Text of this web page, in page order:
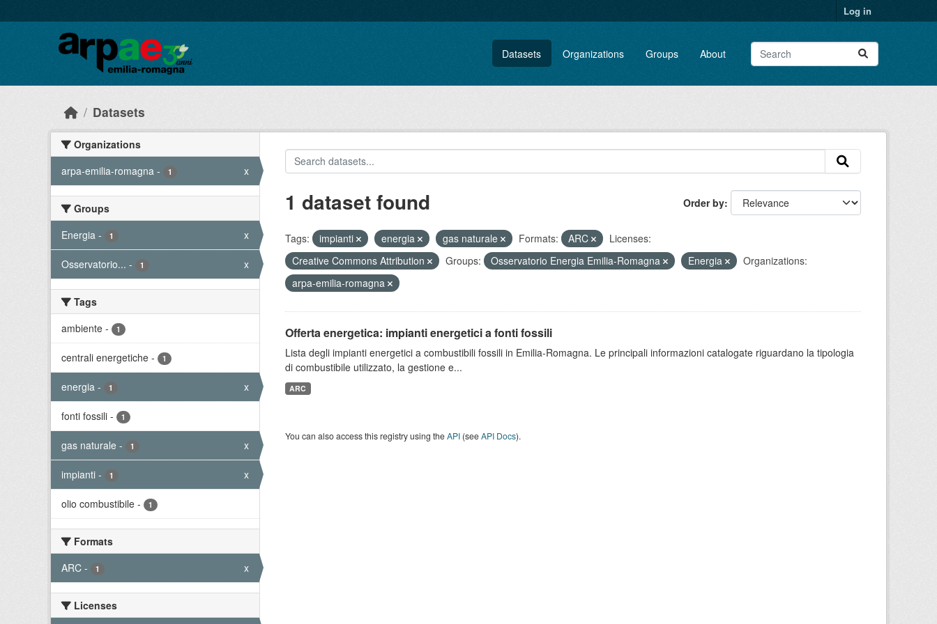
Log in
Datasets Organizations Groups About
Datasets
Organizations
arpa-emilia-romagna - 1 x
Groups
Energia - 1 x
Osservatorio... - 1 x
Tags
ambiente - 1
centrali energetiche - 1
energia - 1 x
fonti fossili - 1
gas naturale - 1 x
impianti - 1 x
olio combustibile - 1
Formats
ARC - 1 x
Licenses
Order by
1 dataset found
Tags: impianti energia gas naturale Formats: ARC
Licenses:
Creative Commons Attribution
Groups: Osservatorio Energia Emilia-Romagna Energia
Organizations:
arpa-emilia-romagna
Offerta energetica: impianti energetici a fonti fossili
Lista degli impianti energetici a combustibili fossili in Emilia-Romagna. Le principali informazioni catalogate riguardano la tipologia
di combustibile utilizzato, la gestione e...
ARC
You can also access this registry using theAPI(seeAPI Docs).